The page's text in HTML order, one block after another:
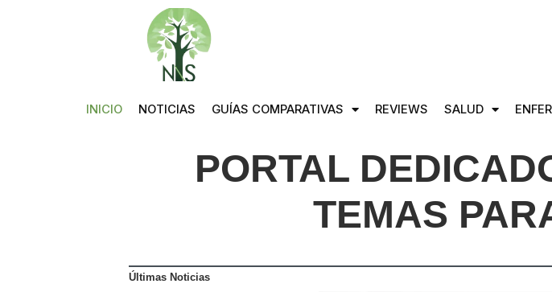
INICIO NOTICIAS GUÍAS COMPARATIVAS REVIEWS SALUD
PORTAL
TEMAS
Últimas Noticias